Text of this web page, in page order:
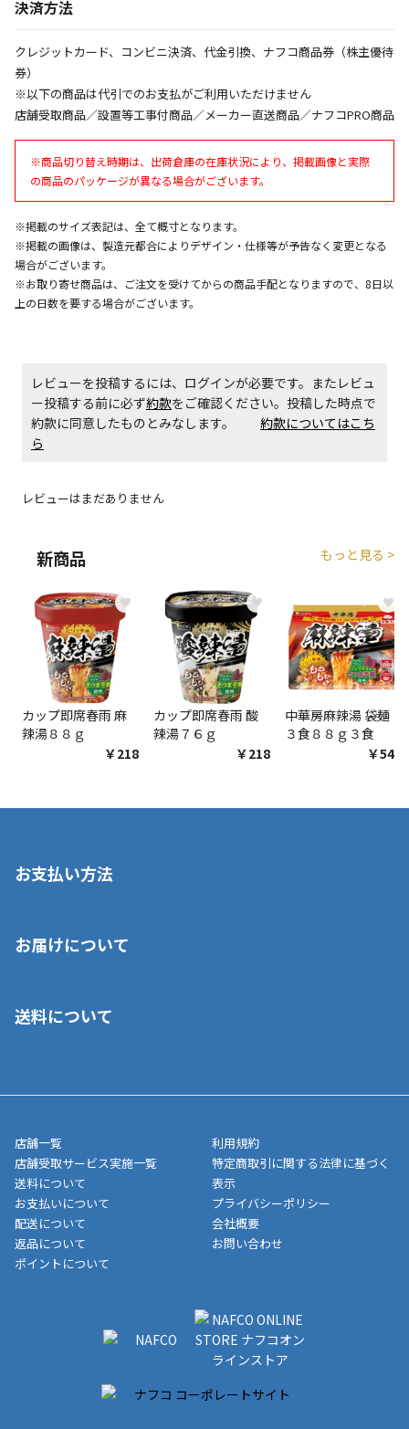
お見積商品です。金額・施工日はお打ち合わせの上、
決定となります。
エアコンの取付工事が必要な商品です。別途費用が発
生する場合がございます。
商品購入個数ごとに送料がかかる商品です
決済方法
クレジットカード、コンビニ決済、代金引換、ナフコ商品券（株主優待
券）
※以下の商品は代引でのお支払がご利用いただけません
店舗受取商品／設置等工事付商品／メーカー直送商品／ナフコPRO商品
※商品切り替え時期は、出荷倉庫の在庫状況により、掲載画像と実際
の商品のパッケージが異なる場合がございます。
※掲載のサイズ表記は、全て概寸となります。
※掲載の画像は、製造元都合によりデザイン・仕様等が予告なく変更となる
場合がございます。
※お取り寄せ商品は、ご注文を受けてからの商品手配となりますので、8日以
上の日数を要する場合がございます。
レビューを投稿するには、ログインが必要です。またレビュ
ー投稿する前に必ず約款をご確認ください。投稿した時点で
約款に同意したものとみなします。 約款についてはこち
ら
レビューはまだありません
新商品 もっと見る >
♥
カップ即席春雨 麻
辣湯８８ｇ
￥218
♥
カップ即席春雨 酸
辣湯７６ｇ
￥218
♥
中華房麻辣湯 袋麺
３食８８ｇ３食
￥548
お支払い方法
いいただくことはできません。ご了承ください。
■代金引換(代引)※手数料がかかります
■商品によっては一部決済方法が使用できない場合がございま
す。
お届けについて
ご注文が確認出来次第、1～4営業日に発送いたします。「お取り
業日にてお引渡しとなります。(離島などの場合、例外もあります)
メーカー直送品など一部商品については、その他商品との購入に
制限がかかる場合がございます。また発送日についても、通常と
異なる場合がございます。対象商品の説明ページをご確認くださ
い。
■店舗受取をご選択いただいた場合
ご注文が確認出来次第、お受取される店舗在庫を使用してご準備
をさせていただきます。店舗に在庫がない場合は店舗よりお取り
いただく場合がございます。店舗準備でのお渡しとなる為、商品
のみの受け渡しとなります。（箱や納品書は付属しておりませ
ん）店舗で準備が出来次第、メールにてご連絡させていただきま
送料について
店舗一覧
店舗受取サービス実施一覧
送料について
お支払いについて
配送について
返品について
ポイントについて
利用規約
特定商取引に関する法律に基づく
表示
プライバシーポリシー
会社概要
お問い合わせ